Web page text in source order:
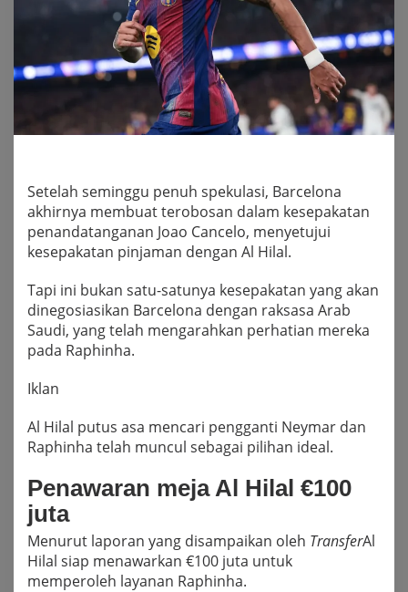
Setelah seminggu penuh spekulasi, Barcelona
akhirnya membuat terobosan dalam kesepakatan
penandatanganan Joao Cancelo, menyetujui
kesepakatan pinjaman dengan Al Hilal.
Tapi ini bukan satu-satunya kesepakatan yang akan
dinegosiasikan Barcelona dengan raksasa Arab
Saudi, yang telah mengarahkan perhatian mereka
pada Raphinha.
Iklan
Al Hilal putus asa mencari pengganti Neymar dan
Raphinha telah muncul sebagai pilihan ideal.
Penawaran meja Al Hilal €100
juta
Menurut laporan yang disampaikan oleh TransferAl
Hilal siap menawarkan €100 juta untuk
memperoleh layanan Raphinha.